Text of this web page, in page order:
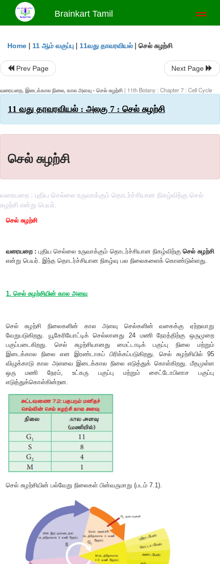
Brainkart Tamil
Home | 11 ஆம் வகுப்பு | 11வது தாவரவியல் | செல் சுழற்சி
Prev Page Next Page
வரையறை, இடைக்கால நிலை, கால அளவு - செல் சுழற்சி | 11th Botany : Chapter 7 : Cell Cycle
11 வது தாவரவியல் : அலகு 7 : செல் சுழற்சி
செல் சுழற்சி
வரையறை : புதிய செல்லை உருவாக்கும் தொடர்ச்சியான நிகழ்விற்கு செல்
சுழற்சி என்று பெயர்.
என்று பெயர். இந்த தொடர்ச்சியான நிகழ்வு பல நிலைகளைக்
1. செல் சுழற்சியின் கால அளவு
செல் சுழற்சி நிலைகளின் கால அளவு செல்களின்
வேறுபடுகிறது. யூகேரியோட்டிக் செல்லானது 24 மணி
பகுப்படைகிறது. செல் சுழற்சியானது மைட்டாடிக்
இடைக்கால நிலை என இரண்டாகப் பிரிக்கப்படுகிறது. செல்
விழுக்காடு கால அளவை இடைக்கால நிலை எடுத்துக்
ஒரு மணி நேரம், உட்கரு பகுப்பு மற்றும்